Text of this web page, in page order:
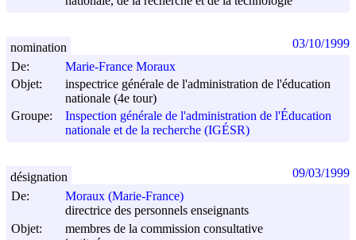
De:
Marie-France Moraux
Objet:
inspectrice générale de l'administration de l'éducation
nationale (4e tour)
Groupe:
Inspection générale de l'administration de l'Éducation
nationale et de la recherche (IGÉSR)
nomination 03/10/1999
De:
Moraux (Marie-France)
directrice des personnels enseignants
Objet:
membres de la commission consultative
désignation 09/03/1999